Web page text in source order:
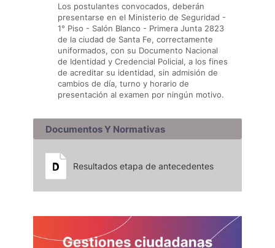
Los postulantes convocados, deberán
presentarse en el Ministerio de Seguridad -
1° Piso - Salón Blanco - Primera Junta 2823
de la ciudad de Santa Fe, correctamente
uniformados, con su Documento Nacional
de Identidad y Credencial Policial, a los fines
de acreditar su identidad, sin admisión de
cambios de día, turno y horario de
presentación al examen por ningún motivo.
Documentos Y Normativas
Resultados etapa de antecedentes